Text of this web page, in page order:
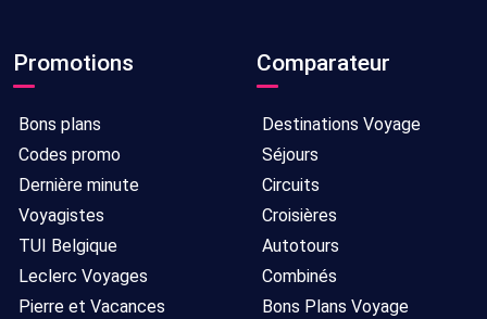
Promotions
Bons plans
Codes promo
Dernière minute
Voyagistes
TUI Belgique
Leclerc Voyages
Pierre et Vacances
Comparateur
Destinations Voyage
Séjours
Circuits
Croisières
Autotours
Combinés
Bons Plans Voyage